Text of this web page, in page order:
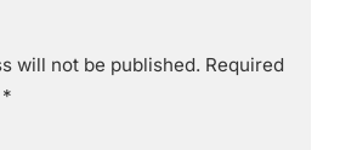
will not be published. Required
*